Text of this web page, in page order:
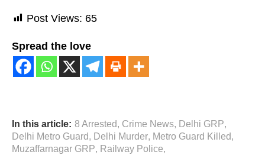
Post Views: 65
Spread the love
In this article: 8 Arrested, Crime News, Delhi GRP,
Delhi Metro Guard, Delhi Murder, Metro Guard Killed,
Muzaffarnagar GRP, Railway Police,